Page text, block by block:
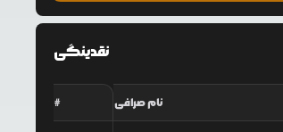
نقدینگی
# نام صرافی